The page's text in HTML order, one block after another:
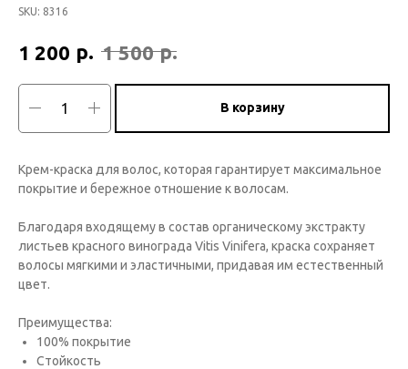
SKU: 8316
1 200 р. 1 500 р.
В корзину
Крем-краска для волос, которая гарантирует максимальное
покрытие и бережное отношение к волосам.
Благодаря входящему в состав органическому экстракту
листьев красного винограда Vitis Vinifera, краска сохраняет
волосы мягкими и эластичными, придавая им естественный
цвет.
Преимущества:
100% покрытие
Стойкость